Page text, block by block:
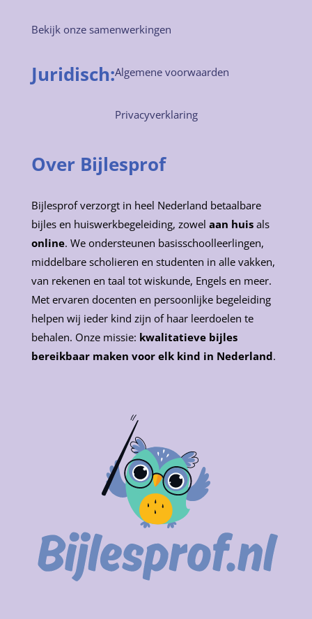
Bekijk onze samenwerkingen
Juridisch:Algemene voorwaarden
Privacyverklaring
Over Bijlesprof
Bijlesprof verzorgt in heel Nederland betaalbare
bijles en huiswerkbegeleiding, zowel aan huisals
online. We ondersteunen basisschoolleerlingen,
middelbare scholieren en studenten in alle vakken,
van rekenen en taal tot wiskunde, Engels en meer.
Met ervaren docenten en persoonlijke begeleiding
helpen wij ieder kind zijn of haar leerdoelen te
behalen. Onze missie: kwalitatieve bijles
bereikbaar maken voor elk kind in Nederland.